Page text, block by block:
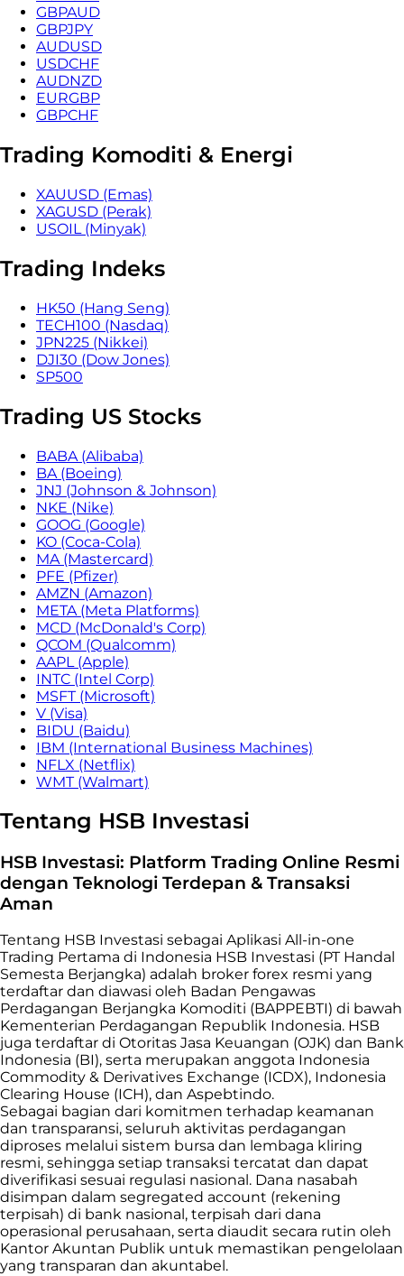
GBPAUD
GBPJPY
AUDUSD
USDCHF
AUDNZD
EURGBP
GBPCHF
Trading Komoditi & Energi
XAUUSD (Emas)
XAGUSD (Perak)
USOIL (Minyak)
Trading Indeks
HK50 (Hang Seng)
TECH100 (Nasdaq)
JPN225 (Nikkei)
DJI30 (Dow Jones)
SP500
Trading US Stocks
BABA (Alibaba)
BA (Boeing)
JNJ (Johnson & Johnson)
NKE (Nike)
GOOG (Google)
KO (Coca-Cola)
MA (Mastercard)
PFE (Pfizer)
AMZN (Amazon)
META (Meta Platforms)
MCD (McDonald's Corp)
QCOM (Qualcomm)
AAPL (Apple)
INTC (Intel Corp)
MSFT (Microsoft)
V (Visa)
BIDU (Baidu)
IBM (International Business Machines)
NFLX (Netflix)
WMT (Walmart)
Tentang HSB Investasi
HSB Investasi: Platform Trading Online Resmi
dengan Teknologi Terdepan & Transaksi
Aman
Tentang HSB Investasi sebagai Aplikasi All-in-one
Trading Pertama di Indonesia HSB Investasi (PT Handal
Semesta Berjangka) adalah broker forex resmi yang
terdaftar dan diawasi oleh Badan Pengawas
Perdagangan Berjangka Komoditi (BAPPEBTI) di bawah
Kementerian Perdagangan Republik Indonesia. HSB
juga terdaftar di Otoritas Jasa Keuangan (OJK) dan Bank
Indonesia (BI), serta merupakan anggota Indonesia
Commodity & Derivatives Exchange (ICDX), Indonesia
Clearing House (ICH), dan Aspebtindo.
Sebagai bagian dari komitmen terhadap keamanan
dan transparansi, seluruh aktivitas perdagangan
diproses melalui sistem bursa dan lembaga kliring
resmi, sehingga setiap transaksi tercatat dan dapat
diverifikasi sesuai regulasi nasional. Dana nasabah
disimpan dalam segregated account (rekening
terpisah) di bank nasional, terpisah dari dana
operasional perusahaan, serta diaudit secara rutin oleh
Kantor Akuntan Publik untuk memastikan pengelolaan
yang transparan dan akuntabel.